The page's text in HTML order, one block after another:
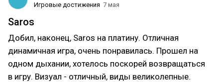
Игровые достижения 7 мая
Saros
Добил, наконец, Saros на платину. Отличная
динамичная игра, очень понравилась. Прошел на
одном дыхании, хотелось поскорей возвращаться
в игру. Визуал - отличный, виды великолепные.